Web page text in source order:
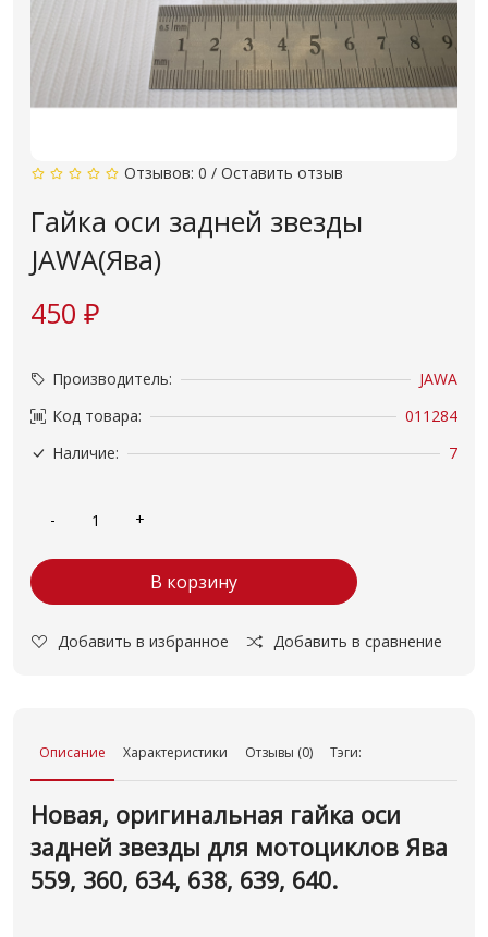
Отзывов: 0 / Оставить отзыв
Гайка оси задней звезды
JAWA(Ява)
450 ₽
Производитель:
JAWA
Код товара:
011284
Наличие:
7
В корзину
Добавить в избранное Добавить в сравнение
Описание Характеристики Отзывы (0) Тэги:
Новая, оригинальная гайка оси
задней звезды для мотоциклов Ява
559, 360, 634, 638, 639, 640.